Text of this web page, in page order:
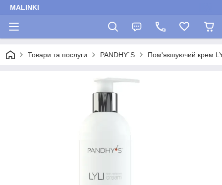
MALINKI
Товари та послуги PANDHY`S Пом'якшуючий крем